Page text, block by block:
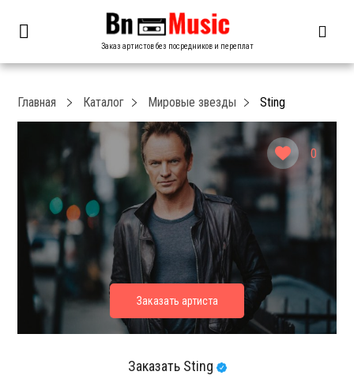
Заказ артистов без посредников и переплат
0
Главная Каталог Мировые звезды Sting
Заказать Sting